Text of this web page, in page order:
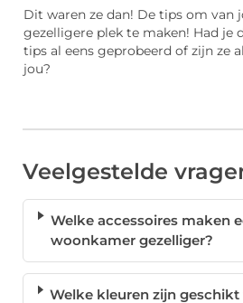
Dit waren ze dan! De tips om van
gezelligere plek te maken! Had je
tips al eens geprobeerd of zijn ze
jou?
Veelgestelde
Welke accessoires maken
woonkamer gezelliger?
Welke kleuren zijn geschikt